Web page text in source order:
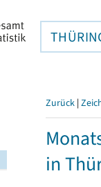
Zurück |
in